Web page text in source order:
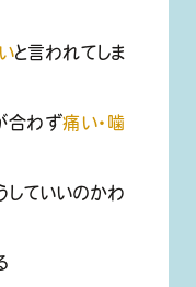
と言われてしま
合わず痛い・噛
していいのかわ